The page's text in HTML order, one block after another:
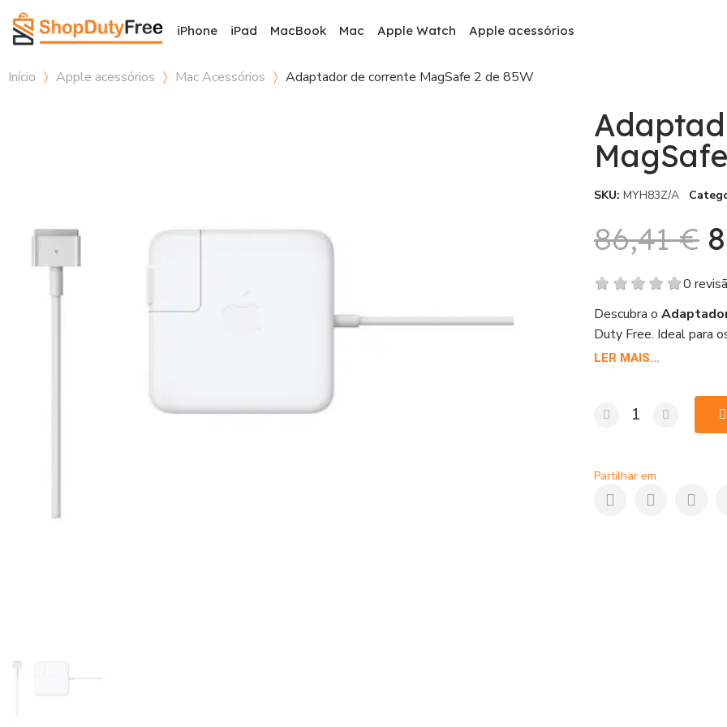
iPhone iPad MacBook Mac Apple Watch Apple acessórios
Início Apple acessórios Mac Acessórios Adaptador de corrente MagSafe 2 de 85W
SKU MYH83Z/A
86,41 €
0
Descubra o
Duty Free. Ideal para
seguro. Compre agora
disponível para envio
MagSafe 2 de 85W
Free e aproveite os
LER MAIS...
Partilhar em